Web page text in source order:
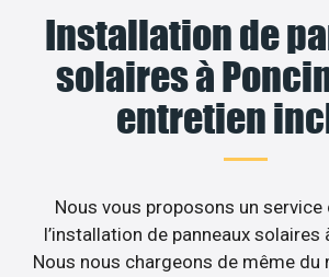
Installation de
solaires à
entretien
Nous vous proposons un
l’installation de panneaux solaires
Nous nous chargeons de même du